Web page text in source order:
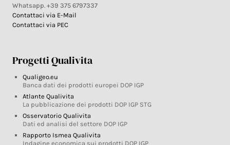
Whatsapp. +39 375 6797337
Contattaci via E-Mail
Contattaci via PEC
Progetti Qualivita
Qualigeo.eu
Banca dati dei prodotti europei DOP IGP
Atlante Qualivita
La pubblicazione dei prodotti DOP IGP STG
Osservatorio Qualivita
Dati ed analisi del settore DOP IGP
Rapporto Ismea Qualivita
Indagine economica sui prodotti DOP IGP